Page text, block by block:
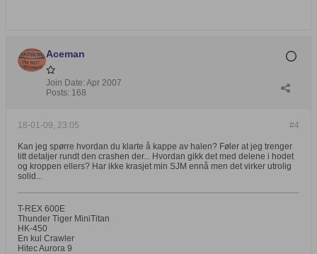
Aceman
Join Date: Apr 2007
Posts: 168
#4
18-01-09, 23:05
Kan jeg spørre hvordan du klarte å kappe av halen? Føler at jeg trenger
litt detaljer rundt den crashen der... Hvordan gikk det med delene i hodet
og kroppen ellers? Har ikke krasjet min SJM ennå men det virker utrolig
solid...
T-REX 600E
Thunder Tiger MiniTitan
HK-450
En kul Crawler
Hitec Aurora 9